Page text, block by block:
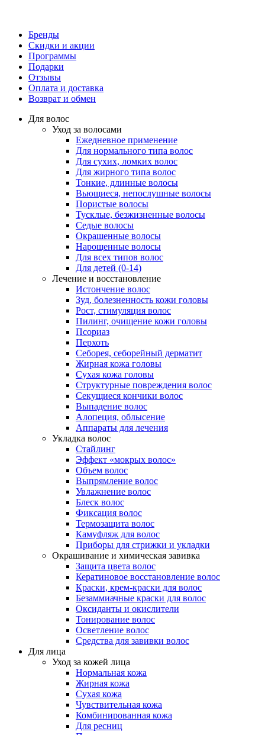
Бренды
Скидки и акции
Программы
Подарки
Отзывы
Оплата и доставка
Возврат и обмен
Для волос
Уход за волосами
Ежедневное применение
Для нормального типа волос
Для сухих, ломких волос
Для жирного типа волос
Тонкие, длинные волосы
Вьющиеся, непослушные волосы
Пористые волосы
Тусклые, безжизненные волосы
Седые волосы
Окрашенные волосы
Нарощенные волосы
Для всех типов волос
Для детей (0-14)
Лечение и восстановление
Истончение волос
Зуд, болезненность кожи головы
Рост, стимуляция волос
Пилинг, очищение кожи головы
Псориаз
Перхоть
Себорея, себорейный дерматит
Жирная кожа головы
Сухая кожа головы
Структурные повреждения волос
Секущиеся кончики волос
Выпадение волос
Алопеция, облысение
Аппараты для лечения
Укладка волос
Стайлинг
Эффект «мокрых волос»
Объем волос
Выпрямление волос
Увлажнение волос
Блеск волос
Фиксация волос
Термозащита волос
Камуфляж для волос
Приборы для стрижки и укладки
Окрашивание и химическая завивка
Защита цвета волос
Кератиновое восстановление волос
Краски, крем-краски для волос
Безаммиачные краски для волос
Оксиданты и окислители
Тонирование волос
Осветление волос
Средства для завивки волос
Для лица
Уход за кожей лица
Нормальная кожа
Жирная кожа
Сухая кожа
Чувствительная кожа
Комбинированная кожа
Для ресниц